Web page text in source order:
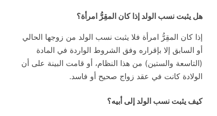
هل يثبت نسب الولد إذا كان المقِرُّ امرأة؟
إذا كان المقِرُّ امرأة فلا يثبت نسب الولد من زوجها الحالي
أو السابق إلا بإقراره وفق الشروط الواردة في المادة
(التاسعة والستين) من هذا النظام، أو قامت البينة على أن
الولادة كانت في عقد زواج صحيح أو فاسد.
كيف يثبت نسب الولد إلى أبيه؟